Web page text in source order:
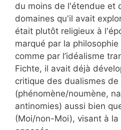
du moins de l'étendue et
domaines qu'il avait
était plutôt religieux à
marqué par la
comme par l’idéalisme
Fichte, il avait déjà
critique des dualismes de
(phénomène/noumène,
antinomies) aussi bien
(Moi/non-Moi), visant à